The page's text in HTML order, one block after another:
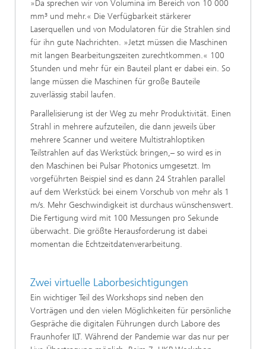
»Da sprechen wir von Volumina im Bereich von 10 000
mm³ und mehr.« Die Verfügbarkeit stärkerer
Laserquellen und von Modulatoren für die Strahlen sind
für ihn gute Nachrichten. »Jetzt müssen die Maschinen
mit langen Bearbeitungszeiten zurechtkommen.« 100
Stunden und mehr für ein Bauteil plant er dabei ein. So
lange müssen die Maschinen für große Bauteile
zuverlässig stabil laufen.
Parallelisierung ist der Weg zu mehr Produktivität. Einen
Strahl in mehrere aufzuteilen, die dann jeweils über
mehrere Scanner und weitere Multistrahloptiken
Teilstrahlen auf das Werkstück bringen,– so wird es in
den Maschinen bei Pulsar Photonics umgesetzt. Im
vorgeführten Beispiel sind es dann 24 Strahlen parallel
auf dem Werkstück bei einem Vorschub von mehr als 1
m/s. Mehr Geschwindigkeit ist durchaus wünschenswert.
Die Fertigung wird mit 100 Messungen pro Sekunde
überwacht. Die größte Herausforderung ist dabei
momentan die Echtzeitdatenverarbeitung.
Zwei virtuelle Laborbesichtigungen
Ein wichtiger Teil des Workshops sind neben den
Vorträgen und den vielen Möglichkeiten für persönliche
Gespräche die digitalen Führungen durch Labore des
Fraunhofer ILT. Während der Pandemie war das nur per